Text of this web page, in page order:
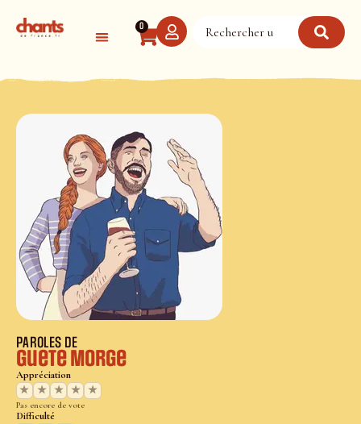
0
PAROLES DE
Guete Morge
Appréciation
★
★ ★ ★ ★
Pas encore de vote
Difficulté